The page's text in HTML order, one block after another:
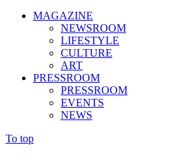
MAGAZINE
NEWSROOM
LIFESTYLE
CULTURE
ART
PRESSROOM
PRESSROOM
EVENTS
NEWS
To top